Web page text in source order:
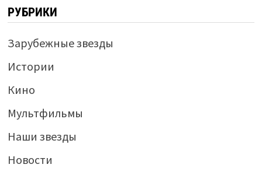
РУБРИКИ
Зарубежные звезды
Истории
Кино
Мультфильмы
Наши звезды
Новости